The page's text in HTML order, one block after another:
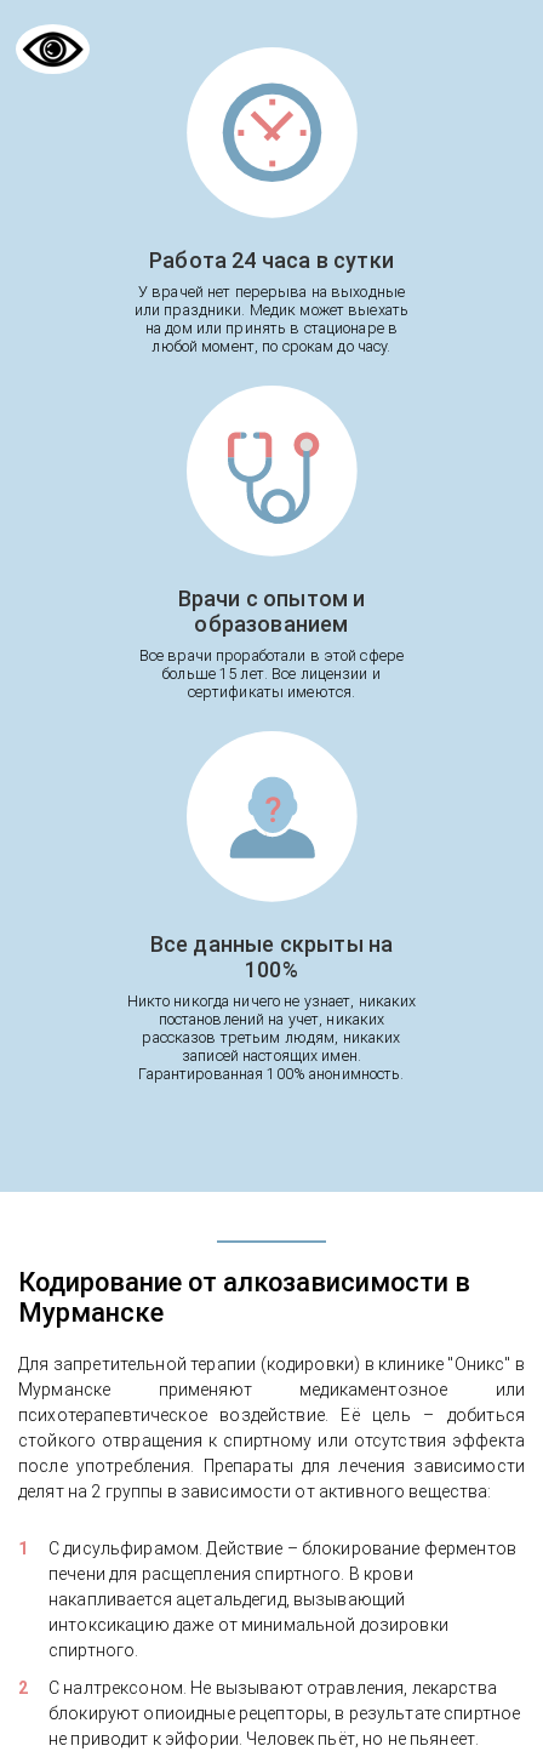
Работа 24 часа в сутки
У врачей нет перерыва на выходные
или праздники. Медик может выехать
на дом или принять в стационаре в
любой момент, по срокам до часу.
Врачи с опытом и
образованием
Все врачи проработали в этой сфере
больше 15 лет. Все лицензии и
сертификаты имеются.
Все данные скрыты на
100%
Никто никогда ничего не узнает, никаких
постановлений на учет, никаких
рассказов третьим людям, никаких
записей настоящих имен.
Гарантированная 100% анонимность.
Кодирование от алкозависимости в
Мурманске
Для запретительной терапии (кодировки) в клинике "Оникс" в
Мурманске применяют медикаментозное или
психотерапевтическое воздействие. Её цель – добиться
стойкого отвращения к спиртному или отсутствия эффекта
после употребления. Препараты для лечения зависимости
делят на 2 группы в зависимости от активного вещества:
С дисульфирамом. Действие – блокирование ферментов
печени для расщепления спиртного. В крови
накапливается ацетальдегид, вызывающий
интоксикацию даже от минимальной дозировки
спиртного.
С налтрексоном. Не вызывают отравления, лекарства
блокируют опиоидные рецепторы, в результате спиртное
не приводит к эйфории. Человек пьёт, но не пьянеет.